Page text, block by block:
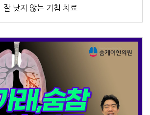
잘 낫지 않는 기침 치료